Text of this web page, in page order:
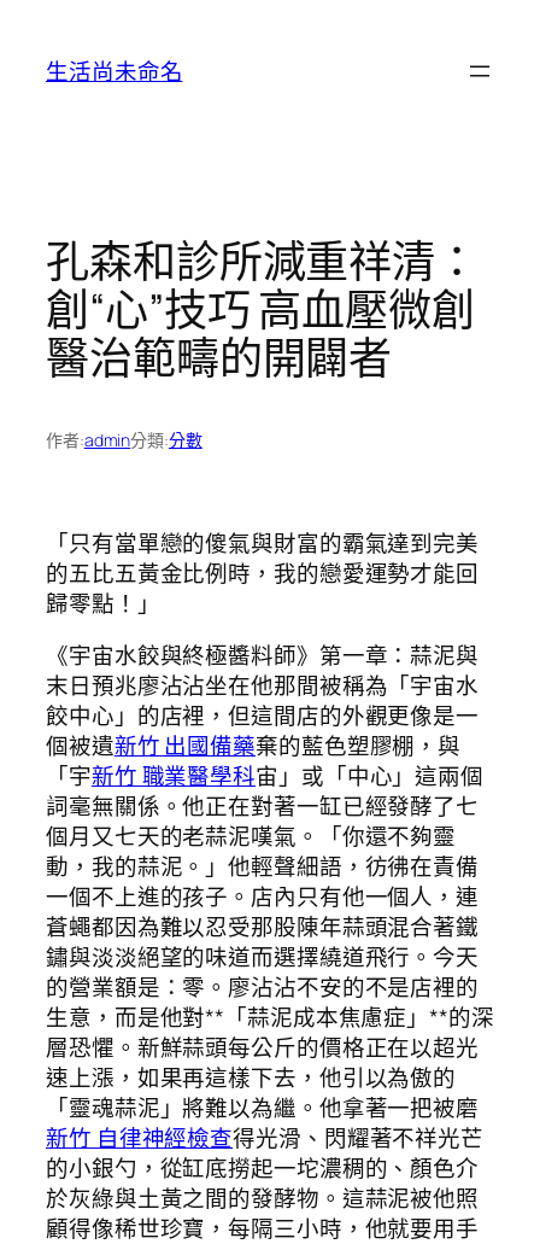
生活尚未命名
孔森和診所減重祥清：
創“心”技巧 高血壓微創
醫治範疇的開闢者
作者:admin分類:分數
「只有當單戀的傻氣與財富的霸氣達到完美
的五比五黃金比例時，我的戀愛運勢才能回
歸零點！」
《宇宙水餃與終極醬料師》第一章：蒜泥與
末日預兆廖沾沾坐在他那間被稱為「宇宙水
餃中心」的店裡，但這間店的外觀更像是一
個被遺新竹 出國備藥棄的藍色塑膠棚，與
「宇新竹 職業醫學科宙」或「中心」這兩個
詞毫無關係。他正在對著一缸已經發酵了七
個月又七天的老蒜泥嘆氣。「你還不夠靈
動，我的蒜泥。」他輕聲細語，彷彿在責備
一個不上進的孩子。店內只有他一個人，連
蒼蠅都因為難以忍受那股陳年蒜頭混合著鐵
鏽與淡淡絕望的味道而選擇繞道飛行。今天
的營業額是：零。廖沾沾不安的不是店裡的
生意，而是他對**「蒜泥成本焦慮症」**的深
層恐懼。新鮮蒜頭每公斤的價格正在以超光
速上漲，如果再這樣下去，他引以為傲的
「靈魂蒜泥」將難以為繼。他拿著一把被磨
新竹 自律神經檢查得光滑、閃耀著不祥光芒
的小銀勺，從缸底撈起一坨濃稠的、顏色介
於灰綠與土黃之間的發酵物。這蒜泥被他照
顧得像稀世珍寶，每隔三小時，他就要用手